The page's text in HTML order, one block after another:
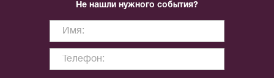
Не нашли нужного события?